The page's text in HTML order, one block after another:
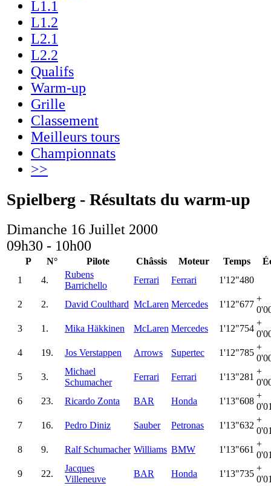
L1.1
L1.2
L2.1
L2.2
Qualifs
Warm-up
Grille
Classement
Meilleurs tours
Championnats
>>
Spielberg - Résultats du warm-up
Dimanche 16 Juillet 2000
09h30 - 10h00
P N° Pilote Châssis Moteur Temps
1
4.
Rubens
Barrichello
Ferrari Ferrari 1'12"480
2 2. David Coulthard McLaren Mercedes 1'12"677
+
3
1. Mika Häkkinen McLaren Mercedes 1'12"754
+
4
19. Jos Verstappen Arrows Supertec 1'12"785
+
5
3.
Michael
Schumacher
Ferrari Ferrari 1'13"281
+
6
23. Ricardo Zonta BAR Honda 1'13"608
+
7
16. Pedro Diniz Sauber Petronas 1'13"632
+
8
9. Ralf Schumacher Williams BMW 1'13"661
+
9
22.
Jacques
Villeneuve
BAR Honda 1'13"735
+